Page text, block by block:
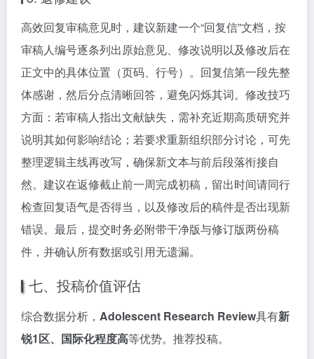
高效回复审稿意见时，建议新建一个“回复信”文档，按
审稿人编号逐条列出原始意见、修改说明以及修改后在
正文中的具体位置（页码、行号）。回复信第一段先整
体感谢，然后分点清晰回答，避免闪烁其词。修改技巧
方面：若审稿人指出文献缺失，需补充近期高质研究并
说明其如何影响结论；若要求重新组织部分讨论，可先
整理逻辑主线再改写，确保新文本与前后段落衔接自
然。建议在返修截止前一周完成初稿，留出时间请同行
检查回复语气是否得当，以及修改后的稿件是否出现新
错误。最后，提交时务必附带干净版与修订版两份稿
件，并确认所有数据或引用无遗漏。
七、投稿价值评估
综合数据分析， Adolescent Research Review具有新
锐1区、国际化程度高等优势。推荐投稿。